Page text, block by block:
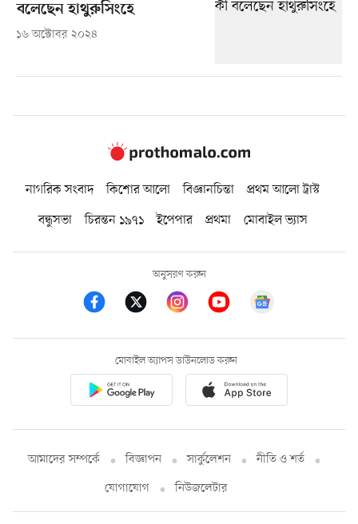
বলেছেন হাথুরুসিংহে
১৬ অক্টোবর ২০২৪
নাগরিক সংবাদ কিশোর আলো বিজ্ঞানচিন্তা
প্রথম আলো ট্রাস্ট
বন্ধুসভা
চিরন্তন ১৯৭১ ইপেপার প্রথমা মোবাইল ভ্যাস
অনুসরণ করুন
মোবাইল অ্যাপস ডাউনলোড করুন
আমাদের সম্পর্কে বিজ্ঞাপন সার্কুলেশন
নীতি ও শর্ত
যোগাযোগ
নিউজলেটার